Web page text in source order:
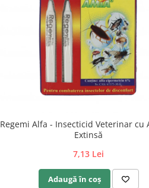
Regemi Alfa - Insecticid Veterinar cu
Extinsă
7,13 Lei
Adaugă în coș